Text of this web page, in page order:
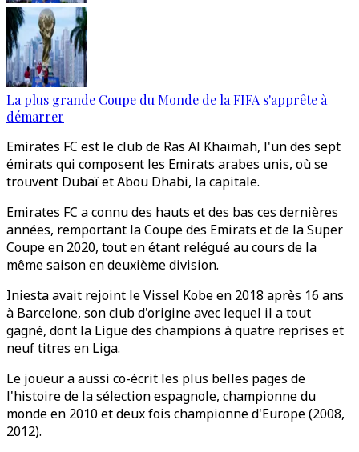
La plus grande Coupe du Monde de la FIFA s'apprête à
démarrer
Emirates FC est le club de Ras Al Khaïmah, l'un des sept
émirats qui composent les Emirats arabes unis, où se
trouvent Dubaï et Abou Dhabi, la capitale.
Emirates FC a connu des hauts et des bas ces dernières
années, remportant la Coupe des Emirats et de la Super
Coupe en 2020, tout en étant relégué au cours de la
même saison en deuxième division.
Iniesta avait rejoint le Vissel Kobe en 2018 après 16 ans
à Barcelone, son club d'origine avec lequel il a tout
gagné, dont la Ligue des champions à quatre reprises et
neuf titres en Liga.
Le joueur a aussi co-écrit les plus belles pages de
l'histoire de la sélection espagnole, championne du
monde en 2010 et deux fois championne d'Europe (2008,
2012).